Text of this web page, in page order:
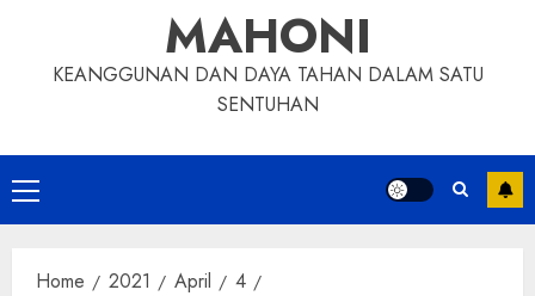
MAHONI
KEANGGUNAN DAN DAYA TAHAN DALAM SATU
SENTUHAN
Home 2021 April
4